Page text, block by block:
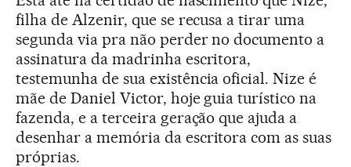
filha de Alzenir, que se recusa a tirar uma
segunda via pra não perder no documento a
assinatura da madrinha escritora,
testemunha de sua existência oficial. Nize é
mãe de Daniel Victor, hoje guia turístico na
fazenda, e a terceira geração que ajuda a
desenhar a memória da escritora com as suas
próprias.